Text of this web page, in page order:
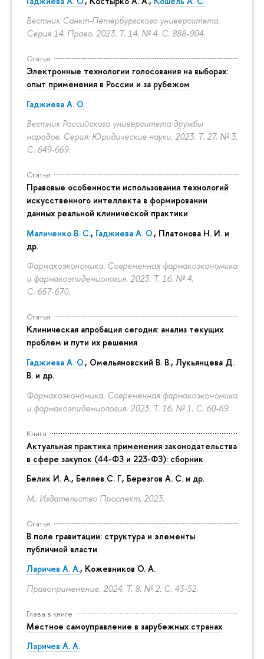
Вестник Санкт-Петербургского университета.
Серия 14. Право. 2023. Т. 14. № 4. С. 888-904.
Статья
Электронные технологии голосования на выборах:
опыт применения в России и за рубежом
Гаджиева А. О.
Вестник Российского университета дружбы
народов. Серия: Юридические науки. 2023. Т. 27. № 3.
С. 649-669.
Статья
Правовые особенности использования технологий
искусственного интеллекта в формировании
данных реальной клинической практики
Маличенко В. С., Гаджиева А. О., Платонова Н. И. и
др.
Фармакоэкономика. Современная фармакоэкономика
и фармакоэпидемиология. 2023. Т. 16. № 4.
С. 657-670.
Статья
Клиническая апробация сегодня: анализ текущих
проблем и пути их решения
Гаджиева А. О., Омельяновский В. В., Лукьянцева Д.
В. и др.
Фармакоэкономика. Современная фармакоэкономика
и фармакоэпидемиология. 2023. Т. 16. № 1. С. 60-69.
Книга
Актуальная практика применения законодательства
в сфере закупок (44-ФЗ и 223-ФЗ): сборник
Белик И. А., Беляев С. Г., Березгов А. С. и др.
М.: Издательство Проспект, 2023.
Статья
В поле гравитации: структура и элементы
публичной власти
Ларичев А. А., Кожевников О. А.
Правоприменение. 2024. Т. 8. № 2. С. 43-52.
Глава в книге
Местное самоуправление в зарубежных странах
Ларичев А. А.